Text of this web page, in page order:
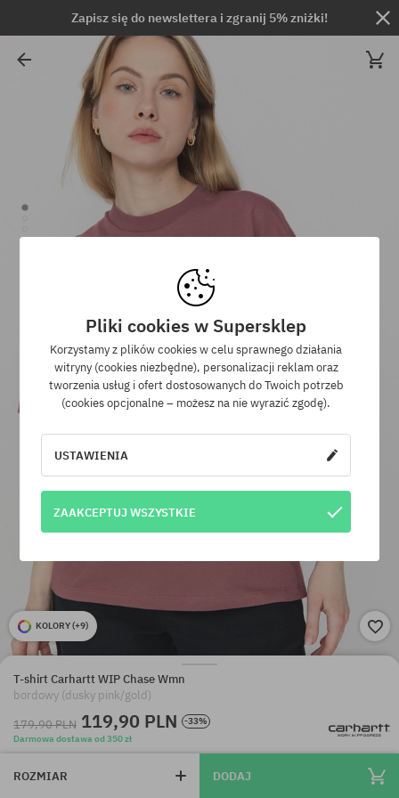
Zapisz się do newslettera i zgranij 5% zniżki!
KOLORY (+9)
T-shirt Carhartt WIP Chase Wmn
bordowy (dusky pink/gold)
179,90 PLN 119,90 PLN
-33%
Darmowa dostawa od 350 zł
ROZMIAR DODAJ
Pliki cookies w Supersklep
Korzystamy z plików cookies w celu sprawnego działania
witryny (cookies niezbędne), personalizacji reklam oraz
tworzenia usług i ofert dostosowanych do Twoich potrzeb
(cookies opcjonalne – możesz na nie wyrazić zgodę).
USTAWIENIA
ZAAKCEPTUJ WSZYSTKIE